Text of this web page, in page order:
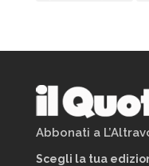
Abbonati a
Scegli la tua